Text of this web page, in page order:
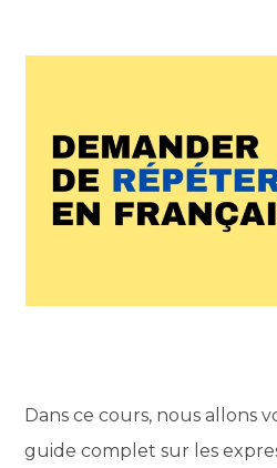
Dans ce cours, nous allons
guide complet sur les